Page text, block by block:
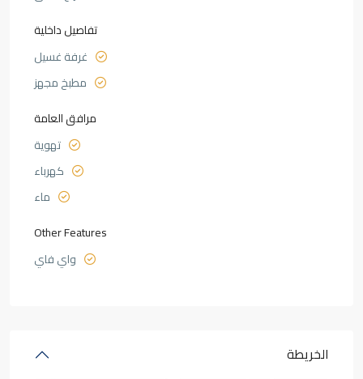
تفاصيل داخلية
غرفة غسيل
مطبخ مجهز
مرافق العامة
تهوية
كهرباء
ماء
Other Features
واي فاي
الخريطة